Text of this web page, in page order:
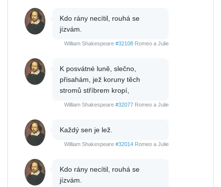
Kdo rány necítil, rouhá se
jízvám.
William Shakespeare #32108 Romeo a Julie
K posvátné luně, slečno,
přisahám, jež koruny těch
stromů stříbrem kropí,
William Shakespeare #32077 Romeo a Julie
Každý sen je lež.
William Shakespeare #32014 Romeo a Julie
Kdo rány necítil, rouhá se
jízvám.